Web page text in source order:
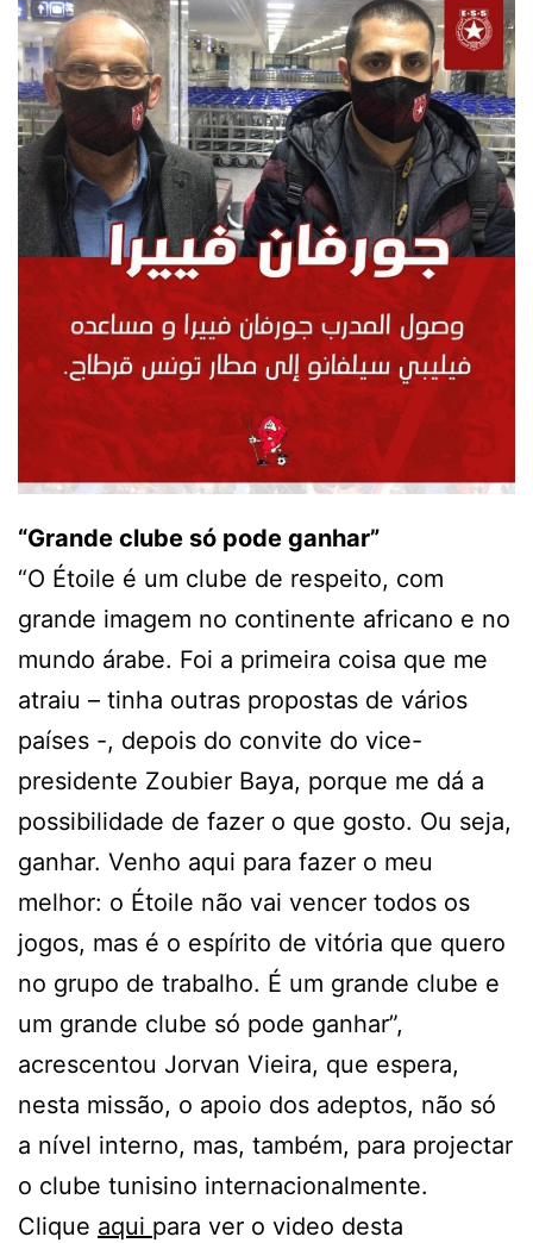
“Grande clube só pode ganhar”
“O Étoile é um clube de respeito, com
grande imagem no continente africano e no
mundo árabe. Foi a primeira coisa que me
atraiu – tinha outras propostas de vários
países -, depois do convite do vice-
presidente Zoubier Baya, porque me dá a
possibilidade de fazer o que gosto. Ou seja,
ganhar. Venho aqui para fazer o meu
melhor: o Étoile não vai vencer todos os
jogos, mas é o espírito de vitória que quero
no grupo de trabalho. É um grande clube e
um grande clube só pode ganhar”,
acrescentou Jorvan Vieira, que espera,
nesta missão, o apoio dos adeptos, não só
a nível interno, mas, também, para projectar
o clube tunisino internacionalmente.
Clique aqui para ver o video desta